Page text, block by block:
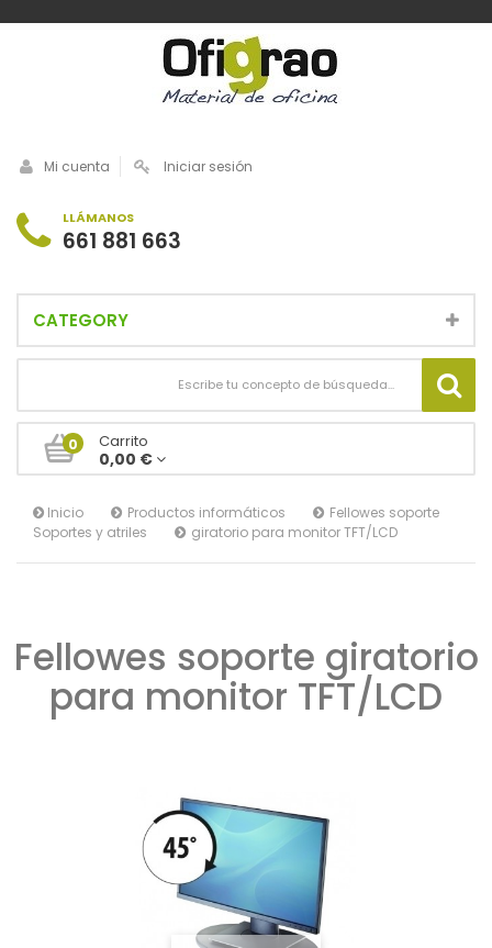
Mi cuenta Iniciar sesión
LLÁMANOS
661 881 663
CATEGORY
0 Carrito
0,00 €
Inicio
Productos informáticos
Soportes y atriles
Fellowes soporte
giratorio para monitor TFT/LCD
Fellowes soporte giratorio
para monitor TFT/LCD